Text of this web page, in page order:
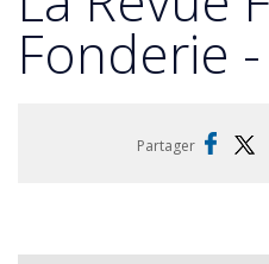
Fonderie -
Partager